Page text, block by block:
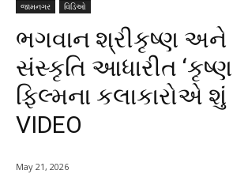
જામનગર વિડિઓ
ભગવાન શ્રીકૃષ્ણ અને
સંસ્કૃતિ આધારીત
ફિલ્મના કલાકારોએ
VIDEO
May 21, 2026